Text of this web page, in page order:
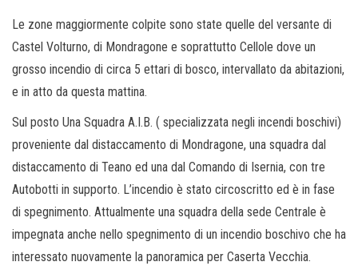
Le zone maggiormente colpite sono state quelle del versante di
Castel Volturno, di Mondragone e soprattutto Cellole dove un
grosso incendio di circa 5 ettari di bosco, intervallato da abitazioni,
e in atto da questa mattina.
Sul posto Una Squadra A.I.B. ( specializzata negli incendi boschivi)
proveniente dal distaccamento di Mondragone, una squadra dal
distaccamento di Teano ed una dal Comando di Isernia, con tre
Autobotti in supporto. L’incendio è stato circoscritto ed è in fase
di spegnimento. Attualmente una squadra della sede Centrale è
impegnata anche nello spegnimento di un incendio boschivo che ha
interessato nuovamente la panoramica per Caserta Vecchia.